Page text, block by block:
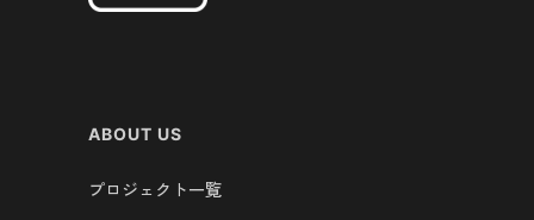
ABOUT US
プロジェクト一覧